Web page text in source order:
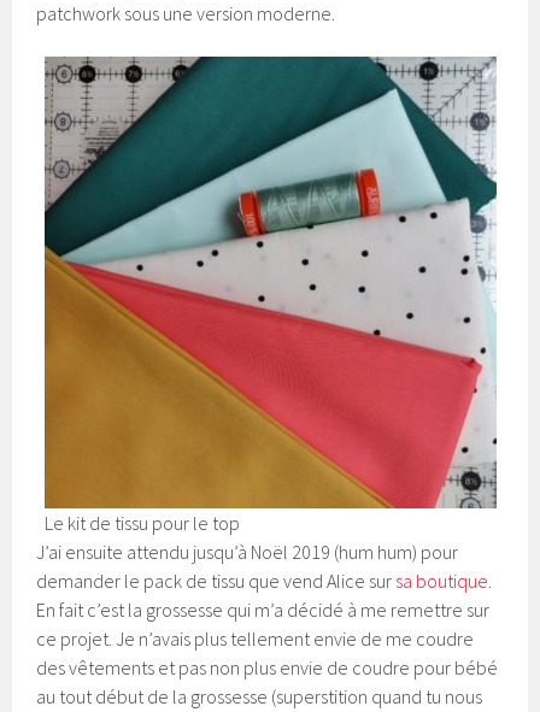
patchwork sous une version moderne.
Le kit de tissu pour le top
J’ai ensuite attendu jusqu’à Noël 2019 (hum hum) pour
demander le pack de tissu que vend Alice sur sa boutique.
En fait c’est la grossesse qui m’a décidé à me remettre sur
ce projet. Je n’avais plus tellement envie de me coudre
des vêtements et pas non plus envie de coudre pour bébé
au tout début de la grossesse (superstition quand tu nous